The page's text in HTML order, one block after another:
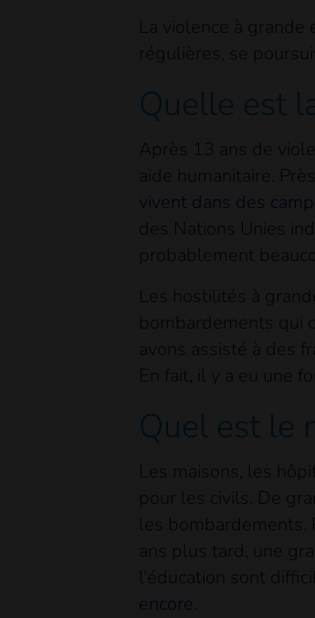
La violence à
régulières, se
Quelle est
Après 13 ans de
aide humanitaire.
vivent dans des
des Nations Unies
probablement
Les hostilités à
bombardements qui
avons assisté à des
En fait, il y a eu une
Quel est le
Les maisons, les
pour les civils. De
les bombardements.
ans plus tard, une
l'éducation sont
encore.